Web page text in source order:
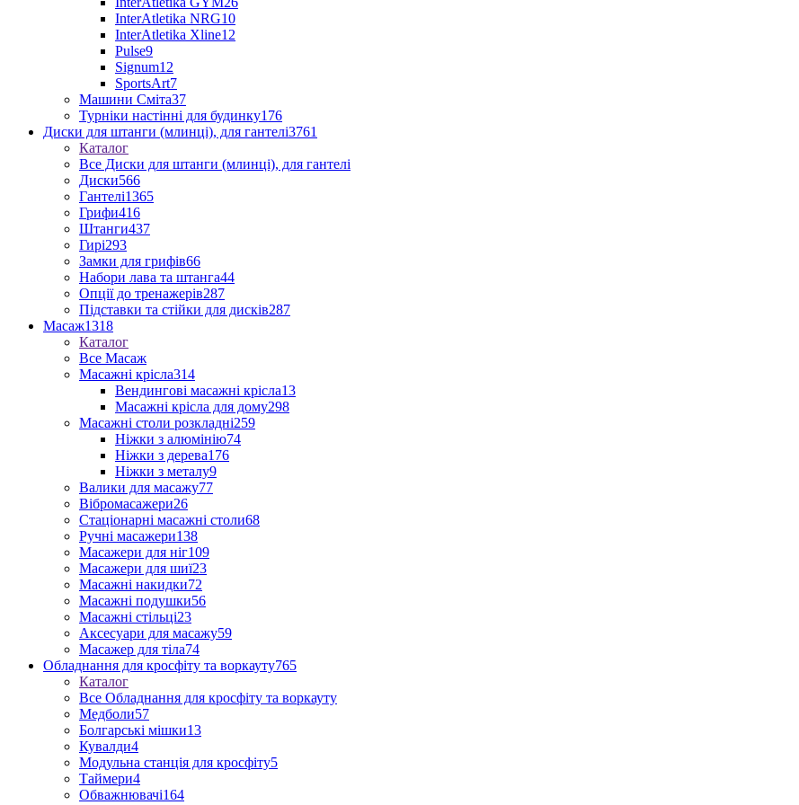
InterAtletika NRG10
InterAtletika Xline12
Pulse9
Signum12
SportsArt7
Машини Сміта37
Турніки настінні для будинку176
Диски для штанги (млинці), для гантелі3761
Каталог
Все Диски для штанги (млинці), для гантелі
Диски566
Гантелі1365
Грифи416
Штанги437
Гирі293
Замки для грифів66
Набори лава та штанга44
Опції до тренажерів287
Підставки та стійки для дисків287
Масаж1318
Каталог
Все Масаж
Масажні крісла314
Вендингові масажні крісла13
Масажні крісла для дому298
Масажні столи розкладні259
Ніжки з алюмінію74
Ніжки з дерева176
Ніжки з металу9
Валики для масажу77
Вібромасажери26
Стаціонарні масажні столи68
Ручні масажери138
Масажери для ніг109
Масажери для шиї23
Масажні накидки72
Масажні подушки56
Масажні стільці23
Аксесуари для масажу59
Масажер для тіла74
Обладнання для кросфіту та воркауту765
Каталог
Все Обладнання для кросфіту та воркауту
Медболи57
Болгарські мішки13
Кувалди4
Модульна станція для кросфіту5
Таймери4
Обважнювачі164